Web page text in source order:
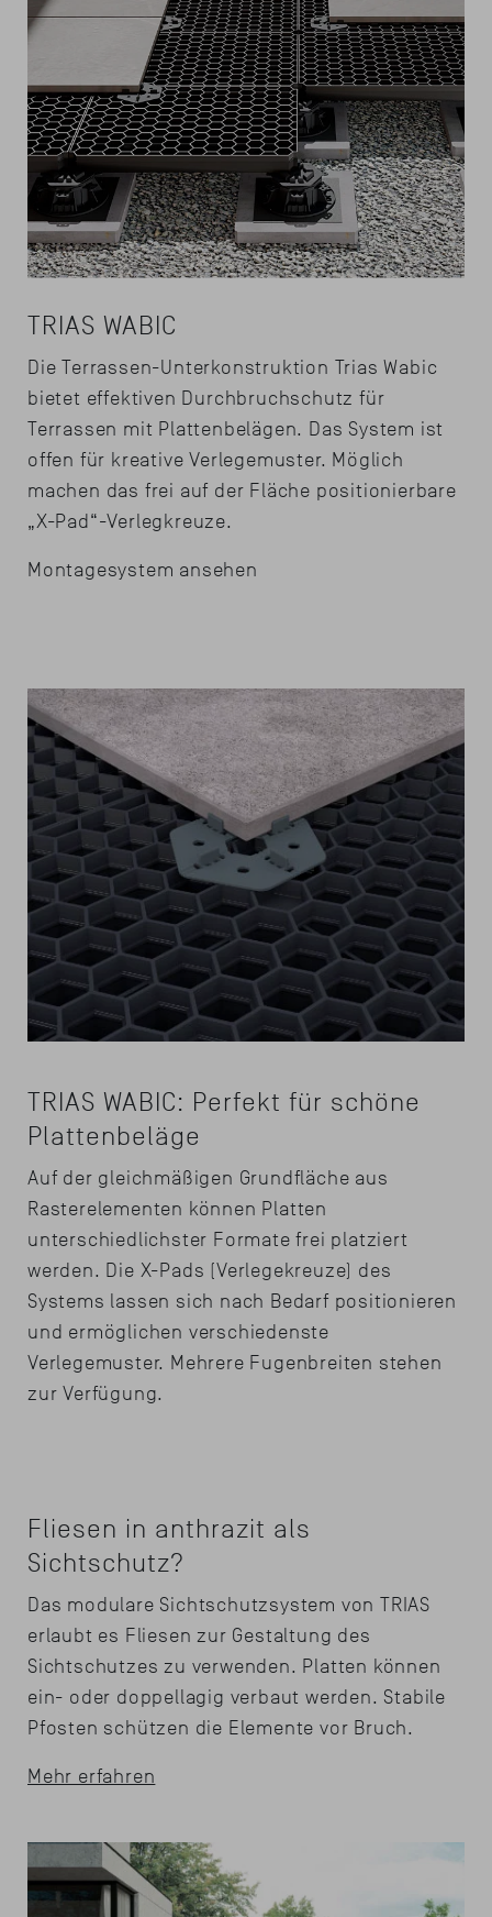
TRIAS WABIC
Die Terrassen-Unterkonstruktion Trias Wabic
bietet effektiven Durchbruchschutz für
Terrassen mit Plattenbelägen. Das System ist
offen für kreative Verlegemuster. Möglich
machen das frei auf der Fläche positionierbare
„X-Pad“-Verlegkreuze.
Montagesystem ansehen
TRIAS WABIC: Perfekt für schöne
Plattenbeläge
Auf der gleichmäßigen Grundfläche aus
Rasterelementen können Platten
unterschiedlichster Formate frei platziert
werden. Die X-Pads (Verlegekreuze) des
Systems lassen sich nach Bedarf positionieren
und ermöglichen verschiedenste
Verlegemuster. Mehrere Fugenbreiten stehen
zur Verfügung.
Fliesen in anthrazit als
Sichtschutz?
Das modulare Sichtschutzsystem von TRIAS
erlaubt es Fliesen zur Gestaltung des
Sichtschutzes zu verwenden. Platten können
ein- oder doppellagig verbaut werden. Stabile
Pfosten schützen die Elemente vor Bruch.
Mehr erfahren